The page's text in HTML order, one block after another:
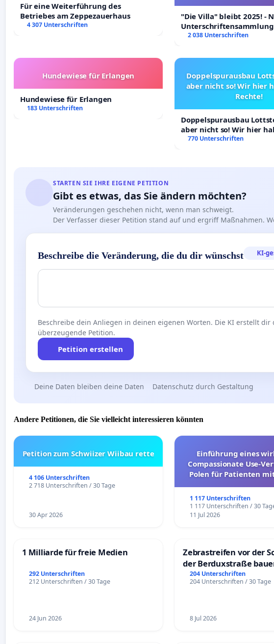
Für eine Weiterführung des
Betriebes am Zeppezauerhaus
4 307 Unterschriften
"Die Villa" bleibt 2025! -
Erhalt der Villa
2 038 Unterschriften
Hundewiese für Erlangen
Hundewiese für Erlangen
183 Unterschriften
Doppelspurausbau
aber nicht so! Wir hier
Rechte!
Doppelspurausbau
aber nicht so! Wir hier
Rechte!
770 Unterschriften
STARTEN SIE IHRE EIGENE PETITION
Gibt es etwas, das Sie ändern möchten?
Veränderungen geschehen nicht, wenn man schweigt.
Der Verfasser dieser Petition stand auf und ergriff Maßnahmen.
Beschreibe die Veränderung, die du dir wünschst KI-
Beschreibe dein Anliegen in deinen eigenen Worten. Die KI erstellt dir
überzeugende Petition.
Petition erstellen
Deine Daten bleiben deine Daten Datenschutz durch Gestaltung
Andere Petitionen, die Sie vielleicht interessieren könnten
Petition zum Schwiizer Wiibau rette
4 106 Unterschriften
2 718 Unterschriften / 30 Tage
30 Apr 2026
Einführung eines
Compassionate Use-
Polen für Patienten
1 117 Unterschriften
1 117 Unterschriften / 30
11 Jul 2026
1 Milliarde für freie Medien
292 Unterschriften
212 Unterschriften / 30 Tage
24 Jun 2026
Zebrastreifen vor der
der Berduxstraße
204 Unterschriften
204 Unterschriften / 30 Tage
8 Jul 2026